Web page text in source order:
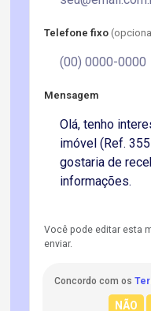
Telefone fixo
Mensagem
Você pode editar esta
enviar.
Concordo com os